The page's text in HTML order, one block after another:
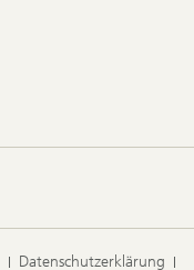
Datenschutzerklärung